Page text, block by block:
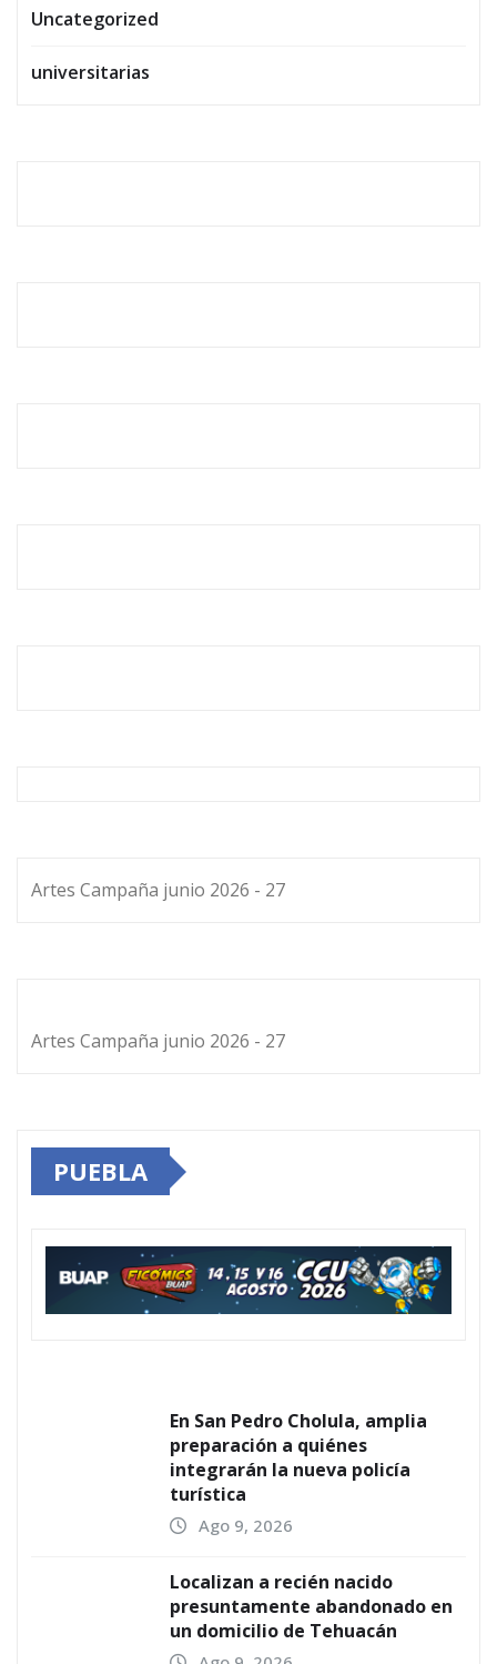
Uncategorized
universitarias
Artes Campaña junio 2026 - 27
Artes Campaña junio 2026 - 27
PUEBLA
En San Pedro Cholula, amplia
preparación a quiénes
integrarán la nueva policía
turística
Ago 9, 2026
Localizan a recién nacido
presuntamente abandonado en
un domicilio de Tehuacán